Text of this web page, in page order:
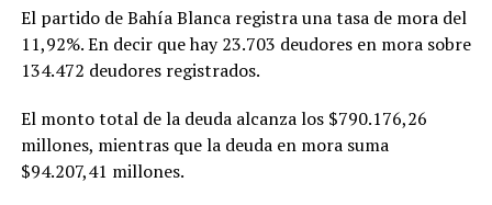
National Academy of Sciences),una de las revistas
científicas de mayor prestigio internacional. Editada por
la Academia Nacional de Ciencias de los Estados Unidos,
suele incluir investigaciones de alto impacto y ubicadas
en la frontera de los avances científicos.
El partido de Bahía Blanca registra una tasa de mora del
11,92%. En decir que hay 23.703 deudores en mora sobre
134.472 deudores registrados.
El monto total de la deuda alcanza los $790.176,26
millones, mientras que la deuda en mora suma
$94.207,41 millones.